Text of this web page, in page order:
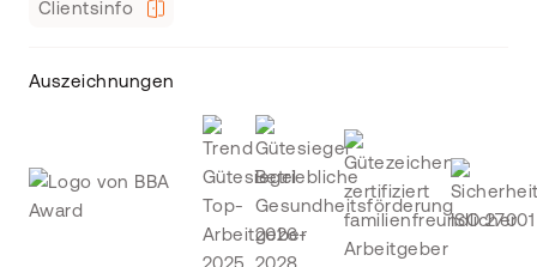
Clientsinfo
Auszeichnungen